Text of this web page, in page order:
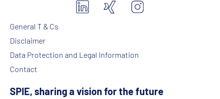
General T & Cs
Disclaimer
Data Protection and Legal Information
Contact
SPIE, sharing a vision for the future